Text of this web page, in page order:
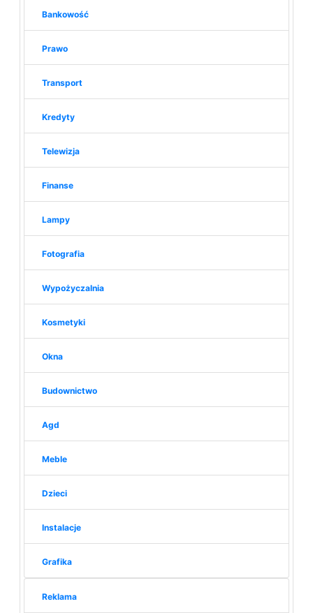
Bankowość
Prawo
Transport
Kredyty
Telewizja
Finanse
Lampy
Fotografia
Wypożyczalnia
Kosmetyki
Okna
Budownictwo
Agd
Meble
Dzieci
Instalacje
Grafika
Reklama